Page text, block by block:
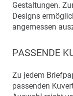
Gestaltungen.
Designs
angemessen
PASSENDE
Zu jedem
passenden